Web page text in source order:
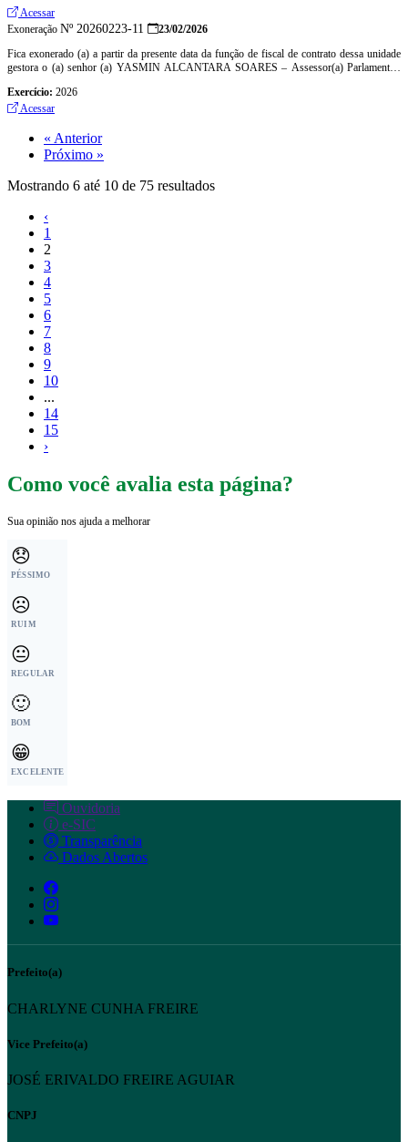
Acessar
Exoneração Nº 20260223-11
23/02/2026
Fica exonerado (a) a partir da presente data da função de fiscal de contrato dessa unidade
gestora o (a) senhor (a) YASMIN ALCANTARA SOARES – Assessor(a) Parlamentar,
Exercício: 2026
Acessar
« Anterior
Próximo »
Mostrando 6 até 10 de 75 resultados
‹
1
2
3
4
5
6
7
8
9
10
...
14
15
›
Como você avalia esta página?
Sua opinião nos ajuda a melhorar
😞
PÉSSIMO
☹️
RUIM
😐
REGULAR
🙂
BOM
😁
EXCELENTE
Ouvidoria
e-SIC
Transparência
Dados Abertos
Prefeito(a)
CHARLYNE CUNHA FREIRE
Vice Prefeito(a)
JOSÉ ERIVALDO FREIRE AGUIAR
CNPJ